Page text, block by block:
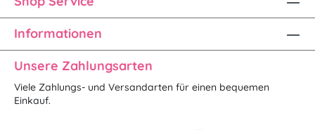
Informationen
Unsere Zahlungsarten
Viele Zahlungs- und Versandarten für einen bequemen
Einkauf.